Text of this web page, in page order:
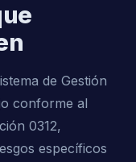
de Gestión
conforme al
0312,
específicos